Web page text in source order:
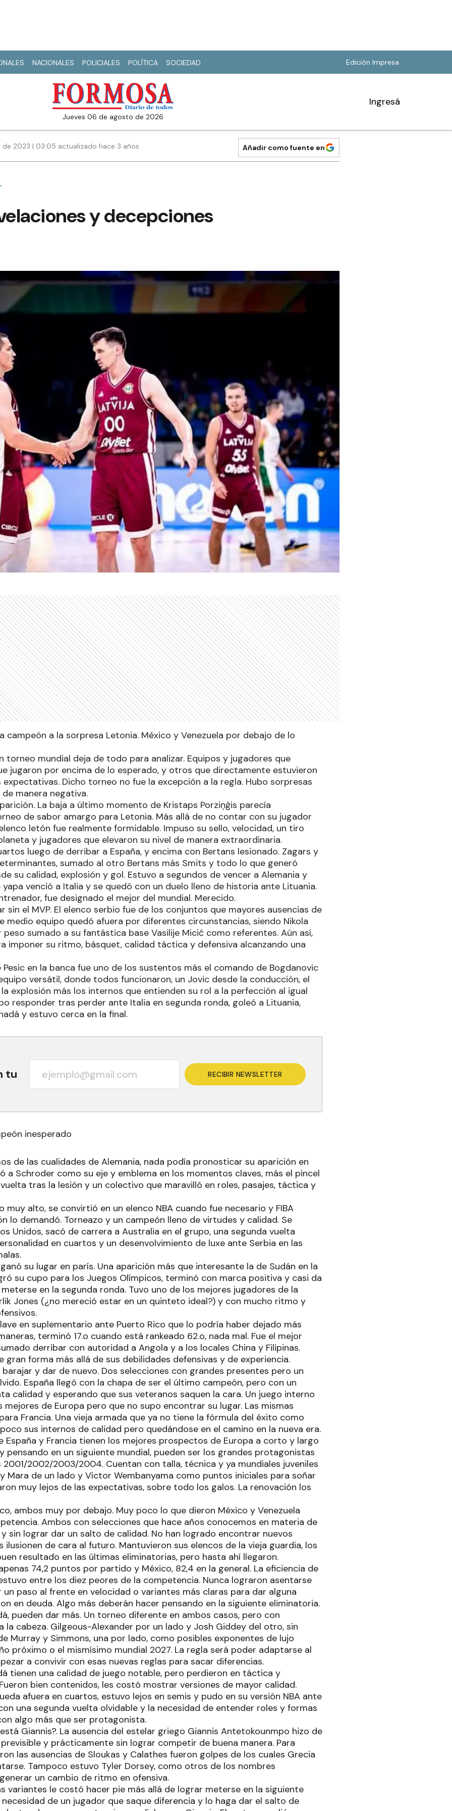
NACIONALES POLICIALES POLÍTICA SOCIEDAD Edición Impresa
jueves 06 de agosto de 2026
Ingresá
de 2023 | 03:05 actualizado hace 3 años Añadir como fuente en
y decepciones
campeón a la sorpresa Letonia. México y Venezuela por debajo de lo
torneo mundial deja de todo para analizar. Equipos y jugadores que
jugaron por encima de lo esperado, y otros que directamente estuvieron
Dicho torneo no fue la excepción a la regla. Hubo sorpresas
manera negativa.
La baja a último momento de Kristaps Porziņģis parecía
de sabor amargo para Letonia. Más allá de no contar con su jugador
letón fue realmente formidable. Impuso su sello, velocidad, un tiro
y jugadores que elevaron su nivel de manera extraordinaria.
luego de derribar a España, y encima con Bertans lesionado. Zagars y
sumado al otro Bertans más Smits y todo lo que generó
su calidad, explosión y gol. Estuvo a segundos de vencer a Alemania y
yapa venció a Italia y se quedó con un duelo lleno de historia ante Lituania.
fue designado el mejor del mundial. Merecido.
sin el MVP. El elenco serbio fue de los conjuntos que mayores ausencias de
medio equipo quedó afuera por diferentes circunstancias, siendo Nikola
sumado a su fantástica base Vasilije Micić como referentes. Aún así,
imponer su ritmo, básquet, calidad táctica y defensiva alcanzando una
Pesic en la banca fue uno de los sustentos más el comando de Bogdanovic
versátil, donde todos funcionaron, un Jovic desde la conducción, el
explosión más los internos que entienden su rol a la perfección al igual
responder tras perder ante Italia en segunda ronda, goleó a Lituania,
y estuvo cerca en la final.
tu RECIBIR NEWSLETTER
inesperado
de las cualidades de Alemania, nada podía pronosticar su aparición en
a Schroder como su eje y emblema en los momentos claves, más el pincel
tras la lesión y un colectivo que maravilló en roles, pasajes, táctica y
muy alto, se convirtió en un elenco NBA cuando fue necesario y FIBA
lo demandó. Torneazo y un campeón lleno de virtudes y calidad. Se
Unidos, sacó de carrera a Australia en el grupo, una segunda vuelta
en cuartos y un desenvolvimiento de luxe ante Serbia en las
su lugar en parís. Una aparición más que interesante la de Sudán en la
su cupo para los Juegos Olímpicos, terminó con marca positiva y casi da
en la segunda ronda. Tuvo uno de los mejores jugadores de la
Jones (¿no mereció estar en un quinteto ideal?) y con mucho ritmo y
en suplementario ante Puerto Rico que lo podría haber dejado más
terminó 17.o cuando está rankeado 62.o, nada mal. Fue el mejor
derribar con autoridad a Angola y a los locales China y Filipinas.
gran forma más allá de sus debilidades defensivas y de experiencia.
barajar y dar de nuevo. Dos selecciones con grandes presentes pero un
España llegó con la chapa de ser el último campeón, pero con un
calidad y esperando que sus veteranos saquen la cara. Un juego interno
mejores de Europa pero que no supo encontrar su lugar. Las mismas
Francia. Una vieja armada que ya no tiene la fórmula del éxito como
sus internos de calidad pero quedándose en el camino en la nueva era.
España y Francia tienen los mejores prospectos de Europa a corto y largo
pensando en un siguiente mundial, pueden ser los grandes protagonistas
2001/2002/2003/2004. Cuentan con talla, técnica y ya mundiales juveniles
Mara de un lado y Víctor Wembanyama como puntos iniciales para soñar
muy lejos de las expectativas, sobre todo los galos. La renovación los
ambos muy por debajo. Muy poco lo que dieron México y Venezuela
Ambos con selecciones que hace años conocemos en materia de
sin lograr dar un salto de calidad. No han logrado encontrar nuevos
ilusionen de cara al futuro. Mantuvieron sus elencos de la vieja guardia, los
resultado en las últimas eliminatorias, pero hasta ahí llegaron.
74,2 puntos por partido y México, 82,4 en la general. La eficiencia de
entre los diez peores de la competencia. Nunca lograron asentarse
un paso al frente en velocidad o variantes más claras para dar alguna
en deuda. Algo más deberán hacer pensando en la siguiente eliminatoria.
pueden dar más. Un torneo diferente en ambos casos, pero con
la cabeza. Gilgeous-Alexander por un lado y Josh Giddey del otro, sin
Murray y Simmons, una por lado, como posibles exponentes de lujo
próximo o el mismísimo mundial 2027. La regla será poder adaptarse al
a convivir con esas nuevas reglas para sacar diferencias.
tienen una calidad de juego notable, pero perdieron en táctica y
bien contenidos, les costó mostrar versiones de mayor calidad.
afuera en cuartos, estuvo lejos en semis y pudo en su versión NBA ante
una segunda vuelta olvidable y la necesidad de entender roles y formas
algo más que ser protagonista.
Giannis?. La ausencia del estelar griego Giannis Antetokounmpo hizo de
y prácticamente sin lograr competir de buena manera. Para
las ausencias de Sloukas y Calathes fueron golpes de los cuales Grecia
Tampoco estuvo Tyler Dorsey, como otros de los nombres
un cambio de ritmo en ofensiva.
variantes le costó hacer pie más allá de lograr meterse en la siguiente
de un jugador que saque diferencia y lo haga dar el salto de